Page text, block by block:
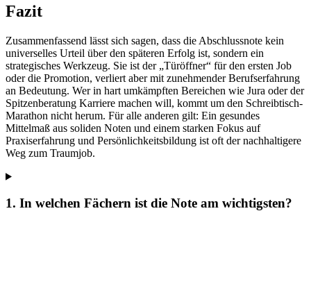
Fazit
Zusammenfassend lässt sich sagen, dass die Abschlussnote kein
universelles Urteil über den späteren Erfolg ist, sondern ein
strategisches Werkzeug. Sie ist der „Türöffner“ für den ersten Job
oder die Promotion, verliert aber mit zunehmender Berufserfahrung
an Bedeutung. Wer in hart umkämpften Bereichen wie Jura oder der
Spitzenberatung Karriere machen will, kommt um den Schreibtisch-
Marathon nicht herum. Für alle anderen gilt: Ein gesundes
Mittelmaß aus soliden Noten und einem starken Fokus auf
Praxiserfahrung und Persönlichkeitsbildung ist oft der nachhaltigere
Weg zum Traumjob.
1. In welchen Fächern ist die Note am wichtigsten?